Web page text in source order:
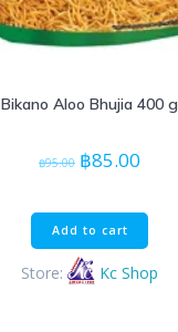
Bikano Aloo Bhujia 400 g
฿95.00 Original
฿95.00.
฿85.00
Add to cart
Store: Kc Shop